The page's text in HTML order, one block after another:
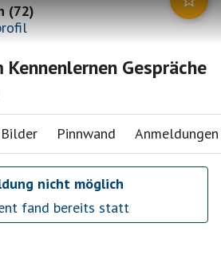
(72)
Gespräche
Bilder Pinnwand Anmeldungen
nicht möglich
fand bereits statt